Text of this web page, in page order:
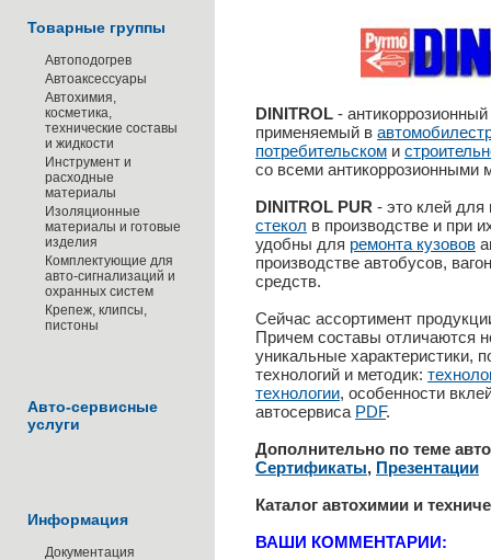
Товарные группы
Автоподогрев
Автоаксессуары
Автохимия,
косметика,
технические составы
и жидкости
Инструмент и
расходные
материалы
Изоляционные
материалы и готовые
изделия
Комплектующие для
авто-сигнализаций и
охранных систем
Крепеж, клипсы,
пистоны
Авто-сервисные
услуги
Информация
Документация
DINITROL -
применяемый в
потребительском и
со всеми антикоррозионными
DINITROL PUR - это клей для
стекол в производстве и при
удобны для ремонта кузовов
производстве автобусов,
средств.
Сейчас ассортимент
Причем составы отличаются
уникальные характеристики,
технологий и методик:
технологии, особенности
автосервиса PDF.
Дополнительно по теме
Сертификаты, Презентации
Каталог автохимии и
ВАШИ КОММЕНТАРИИ: